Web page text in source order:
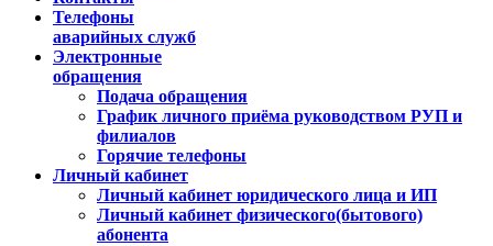
Телефоны
аварийных служб
Электронные
обращения
Подача обращения
График личного приёма руководством РУП и
филиалов
Горячие телефоны
Личный кабинет
Личный кабинет юридического лица и ИП
Личный кабинет физического(бытового)
абонента